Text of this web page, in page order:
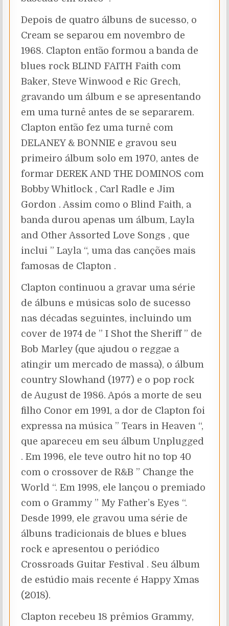
Depois de quatro álbuns de sucesso, o
Cream se separou em novembro de
1968. Clapton então formou a banda de
blues rock BLIND FAITH Faith com
Baker, Steve Winwood e Ric Grech,
gravando um álbum e se apresentando
em uma turnê antes de se separarem.
Clapton então fez uma turnê com
DELANEY & BONNIE e gravou seu
primeiro álbum solo em 1970, antes de
formar DEREK AND THE DOMINOS com
Bobby Whitlock , Carl Radle e Jim
Gordon . Assim como o Blind Faith, a
banda durou apenas um álbum, Layla
and Other Assorted Love Songs , que
inclui ” Layla “, uma das canções mais
famosas de Clapton .
Clapton continuou a gravar uma série
de álbuns e músicas solo de sucesso
nas décadas seguintes, incluindo um
cover de 1974 de ” I Shot the Sheriff ” de
Bob Marley (que ajudou o reggae a
atingir um mercado de massa), o álbum
country Slowhand (1977) e o pop rock
de August de 1986. Após a morte de seu
filho Conor em 1991, a dor de Clapton foi
expressa na música ” Tears in Heaven “,
que apareceu em seu álbum Unplugged
. Em 1996, ele teve outro hit no top 40
com o crossover de R&B ” Change the
World “. Em 1998, ele lançou o premiado
com o Grammy ” My Father’s Eyes “.
Desde 1999, ele gravou uma série de
álbuns tradicionais de blues e blues
rock e apresentou o periódico
Crossroads Guitar Festival . Seu álbum
de estúdio mais recente é Happy Xmas
(2018).
Clapton recebeu 18 prêmios Grammy,